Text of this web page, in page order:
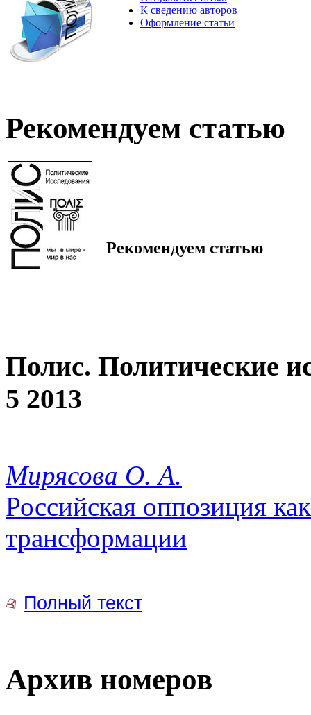
К сведению авторов
Оформление статьи
Рекомендуем статью
Рекомендуем статью
Полис. Политические
5 2013
Мирясова О. А.
Российская оппозиция
трансформации
Полный текст
Архив номеров